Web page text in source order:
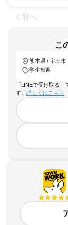
前へ
こ
熊本県 / 宇土市
学生歓迎
「LINEで受け取る
す。 詳しくはこちら